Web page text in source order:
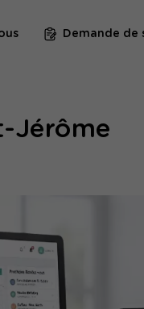
Demande de
Jérôme